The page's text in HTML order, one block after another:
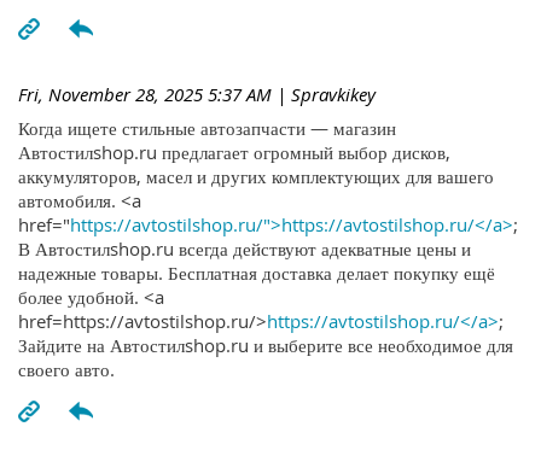
Fri, November 28, 2025 5:37 AM | Spravkikey
Когда ищете стильные автозапчасти — магазин
Автостилshop.ru предлагает огромный выбор дисков,
аккумуляторов, масел и других комплектующих для вашего
автомобиля. <a
href="https://avtostilshop.ru/">https://avtostilshop.ru/</a>;
В Автостилshop.ru всегда действуют адекватные цены и
надежные товары. Бесплатная доставка делает покупку ещё
более удобной. <a
href=https://avtostilshop.ru/>https://avtostilshop.ru/</a>;
Зайдите на Автостилshop.ru и выберите все необходимое для
своего авто.